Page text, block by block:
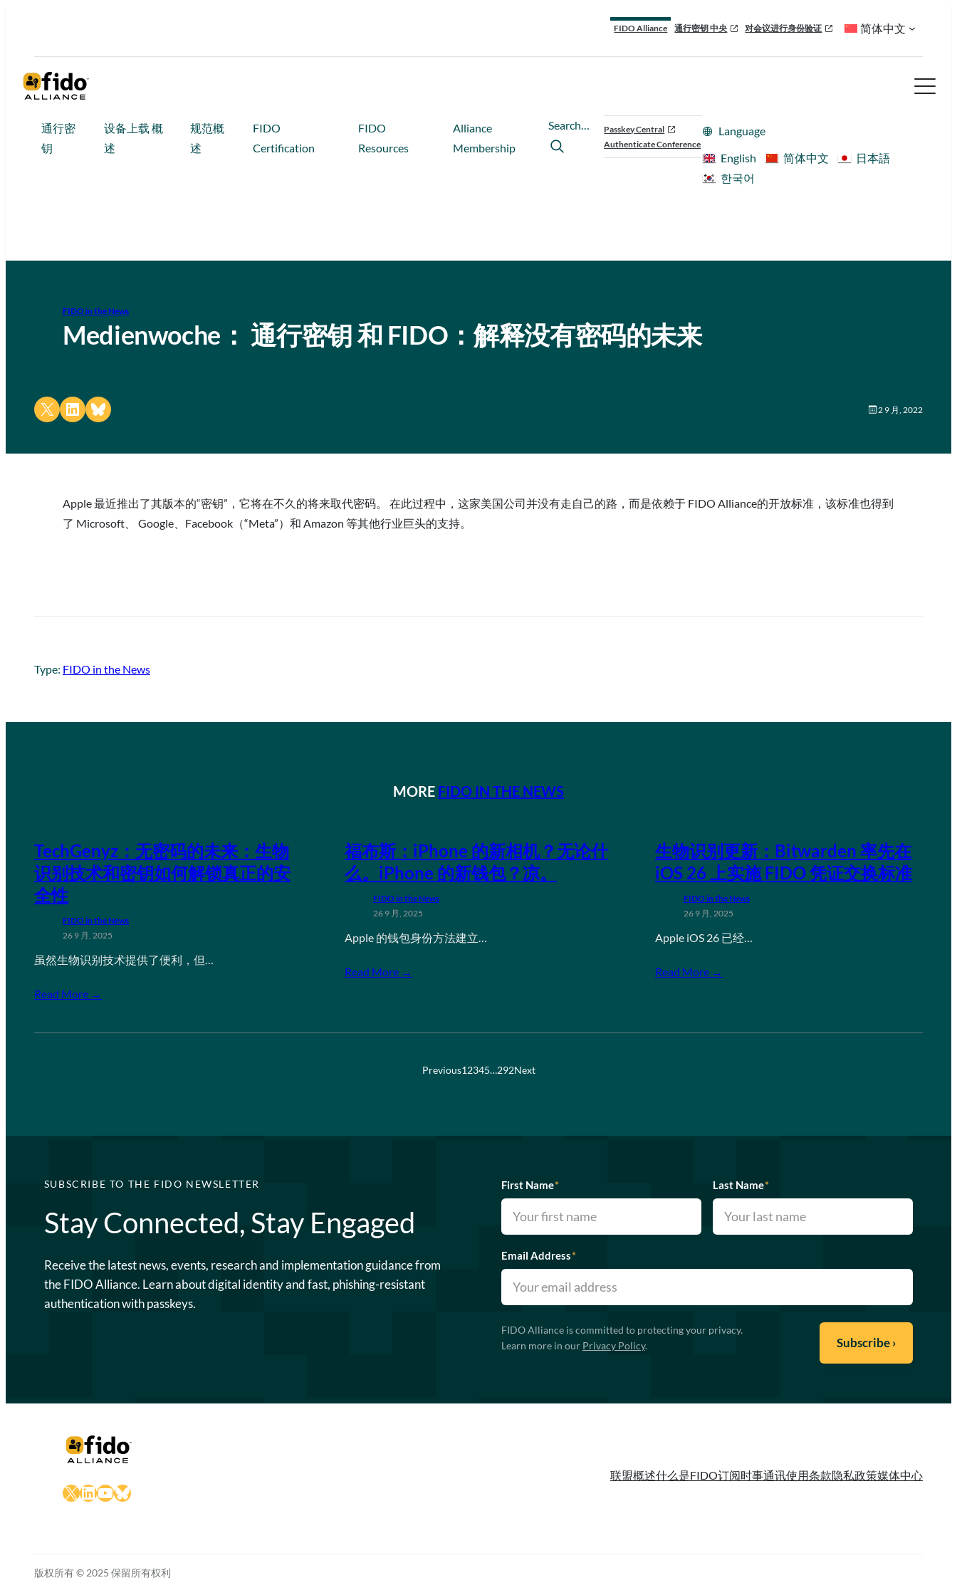
FIDO Alliance 通行密钥 中央 对会议进行身份验证 简体中文
通行密
钥
设备上载 概
述
规范概
述
FIDO
Certification
FIDO
Resources
Alliance
Membership
Search…
Passkey Central
Authenticate Conference
Language
English
简体中文
日本語
한국어
FIDO in the News
Medienwoche： 通行密钥 和 FIDO：解释没有密码的未来
Share on X Share on LinkedIn
Share on Bluesky 2 9 月, 2022
Apple 最近推出了其版本的“密钥”，它将在不久的将来取代密码。 在此过程中，这家美国公司并没有走自己的路，而是依赖于 FIDO Alliance的开放标准，该标准也得到
了 Microsoft、 Google、Facebook（“Meta”）和 Amazon 等其他行业巨头的支持。
Type: FIDO in the News
MORE FIDO IN THE NEWS
TechGenyz：无密码的未来：生物
识别技术和密钥如何解锁真正的安
全性
FIDO in the News
26 9 月, 2025
虽然生物识别技术提供了便利，但…
Read More →
福布斯：iPhone 的新相机？无论什
么。iPhone 的新钱包？凉。
FIDO in the News
26 9 月, 2025
Apple 的钱包身份方法建立…
Read More →
生物识别更新：Bitwarden 率先在
iOS 26 上实施 FIDO 凭证交换标准
FIDO in the News
26 9 月, 2025
Apple iOS 26 已经…
Read More →
Previous12345…292Next
SUBSCRIBE TO THE FIDO NEWSLETTER
Stay Connected, Stay Engaged
Receive the latest news, events, research and implementation guidance from
the FIDO Alliance. Learn about digital identity and fast, phishing-resistant
authentication with passkeys.
First Name* Last Name*
Email Address*
FIDO Alliance is committed to protecting your privacy.
Learn more in our Privacy Policy.
X LinkedIn
YouTube
Bluesky
联盟概述什么是FIDO订阅时事通讯使用条款隐私政策媒体中心
版权所有 © 2025 保留所有权利